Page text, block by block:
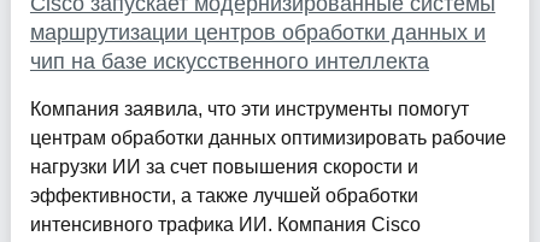
маршрутизации центров обработки данных и
чип на базе искусственного интеллекта
Компания заявила, что эти инструменты помогут
центрам обработки данных оптимизировать рабочие
нагрузки ИИ за счет повышения скорости и
эффективности, а также лучшей обработки
интенсивного трафика ИИ. Компания Cisco